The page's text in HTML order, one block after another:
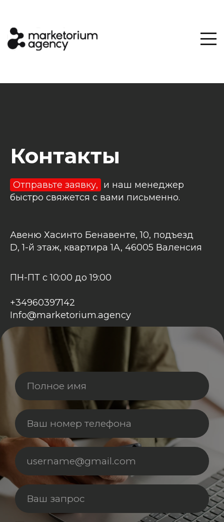
Контакты
Отправьте заявку, и наш менеджер
быстро свяжется с вами письменно.
Авеню Хасинто Бенавенте, 10, подъезд
D, 1-й этаж, квартира 1A, 46005 Валенсия
ПН-ПТ с 10:00 до 19:00
+34960397142
Info@marketorium.agency